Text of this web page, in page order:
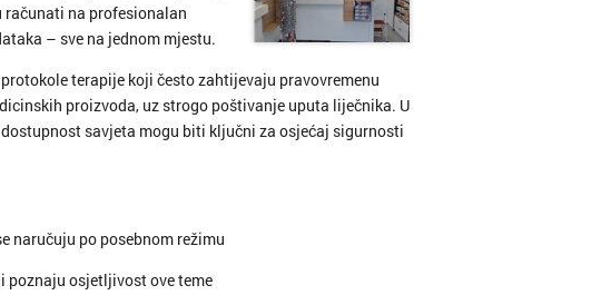
računati na profesionalan
– sve na jednom mjestu.
terapije koji često zahtijevaju pravovremenu
proizvoda, uz strogo poštivanje uputa liječnika. U
savjeta mogu biti ključni za osjećaj sigurnosti
naručuju po posebnom režimu
poznaju osjetljivost ove teme